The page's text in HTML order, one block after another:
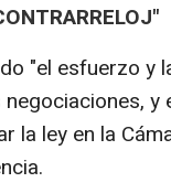
"el esfuerzo y
la ley en la